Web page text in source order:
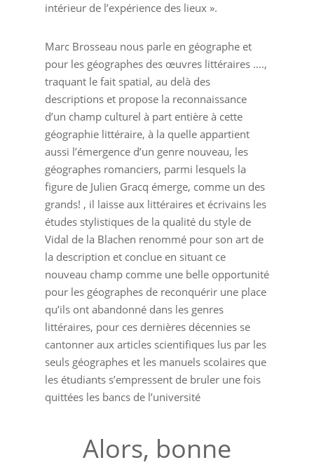
intérieur de l’expérience des lieux ».
Marc Brosseau nous parle en géographe et
pour les géographes des œuvres littéraires ….,
traquant le fait spatial, au delà des
descriptions et propose la reconnaissance
d’un champ culturel à part entière à cette
géographie littéraire, à la quelle appartient
aussi l’émergence d’un genre nouveau, les
géographes romanciers, parmi lesquels la
figure de Julien Gracq émerge, comme un des
grands! , il laisse aux littéraires et écrivains les
études stylistiques de la qualité du style de
Vidal de la Blachen renommé pour son art de
la description et conclue en situant ce
nouveau champ comme une belle opportunité
pour les géographes de reconquérir une place
qu’ils ont abandonné dans les genres
littéraires, pour ces dernières décennies se
cantonner aux articles scientifiques lus par les
seuls géographes et les manuels scolaires que
les étudiants s’empressent de bruler une fois
quittées les bancs de l’université
Alors, bonne